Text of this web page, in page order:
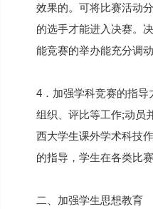
效果的。可将比赛活动
的选手才能进入决赛。
能竞赛的举办能充分调
4．加强学科竞赛的指导
组织、评比等工作;动员
西大学生课外学术科技
的指导，学生在各类比
二、加强学生思想教育